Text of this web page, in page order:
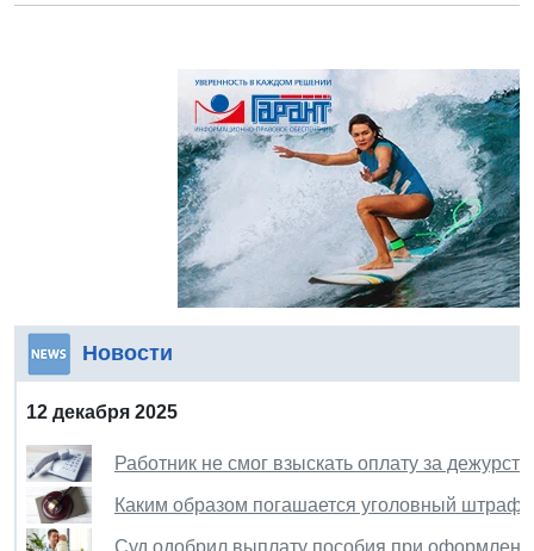
Новости
12 декабря 2025
Работник не смог взыскать оплату за
Каким образом погашается уголовный штраф